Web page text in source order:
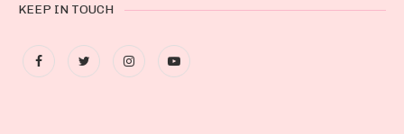
KEEP IN TOUCH